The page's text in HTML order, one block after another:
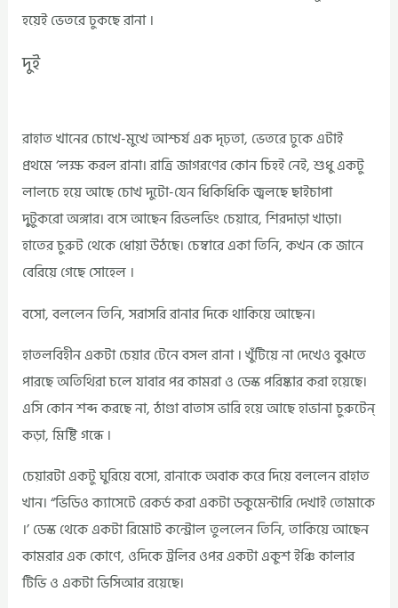
হয়েই ভেতরে ঢুকছে রানা ।
দুই
রাহাত খানের চোখে-মুখে আশ্চর্য এক দৃঢ়তা, ভেতরে ঢুকে এটাই
প্রথমে ‘লক্ষ করল রানা। রাত্রি জাগরণের কোন চিহই নেই, শুধু একটু
লালচে হয়ে আছে চোখ দুটো-যেন ধিকিধিকি জ্বলছে ছাইচাপা
দু্টুকরো অঙ্গার। বসে আছেন রিভলভিং চেয়ারে, শিরদাড়া খাড়া।
হাতের চুরুট থেকে ধোয়া উঠছে। চেম্বারে একা তিনি, কখন কে জানে
বেরিয়ে গেছে সোহেল ।
বসো, বললেন তিনি, সরাসরি রানার দিকে থাকিয়ে আছেন।
হাতলবিহীন একটা চেয়ার টেনে বসল রানা । খুঁটিয়ে না দেখেও বুঝতে
পারছে অতিথিরা চলে যাবার পর কামরা ও ডেস্ক পরিষ্কার করা হয়েছে।
এসি কোন শব্দ করছে না, ঠাণ্ডা বাতাস ভারি হয়ে আছে হাভানা চুরুটেন্
কড়া, মিষ্টি গন্ধে ।
চেয়ারটা একটু ঘুরিয়ে বসো, রানাকে অবাক করে দিয়ে বললেন রাহাত
খান। “ভিডিও ক্যাসেটে রেকর্ড করা একটা ডকুমেন্টারি দেখাই তোমাকে
।’ ডেস্ক থেকে একটা রিমোট কন্ট্রোল তুললেন তিনি, তাকিয়ে আছেন
কামরার এক কোণে, ওদিকে ট্রলির ওপর একটা একুশ ইঞ্চি কালার
টিভি ও একটা ভিসিআর রয়েছে।